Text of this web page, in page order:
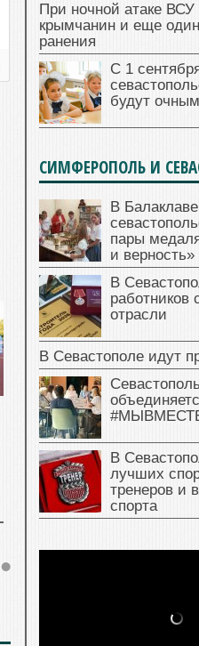
При ночной атаке ВСУ
крымчанин и еще
ранения
С 1
будут
СИМФЕРОПОЛЬ И
В
пары
и верность»
В
работников
отрасли
В Севастополе идут
В
лучших
тренеров и
спорта